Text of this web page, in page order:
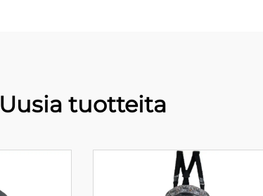
Uusia tuotteita